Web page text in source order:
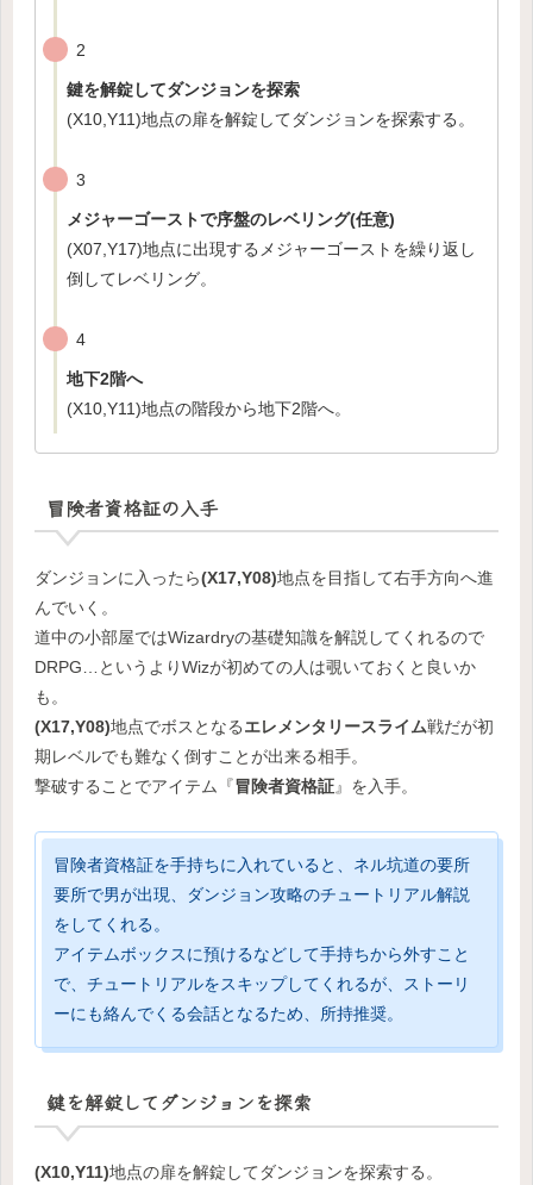
2
鍵を解錠してダンジョンを探索
(X10,Y11)地点の扉を解錠してダンジョンを探索する。
3
メジャーゴーストで序盤のレベリング(任意)
(X07,Y17)地点に出現するメジャーゴーストを繰り返し
倒してレベリング。
4
地下2階へ
(X10,Y11)地点の階段から地下2階へ。
冒険者資格証の入手
ダンジョンに入ったら(X17,Y08)地点を目指して右手方向へ進
んでいく。
道中の小部屋ではWizardryの基礎知識を解説してくれるので
DRPG…というよりWizが初めての人は覗いておくと良いか
も。
(X17,Y08)地点でボスとなるエレメンタリースライム戦だが初
期レベルでも難なく倒すことが出来る相手。
撃破することでアイテム『冒険者資格証』を入手。
冒険者資格証を手持ちに入れていると、ネル坑道の要所
要所で男が出現、ダンジョン攻略のチュートリアル解説
をしてくれる。
アイテムボックスに預けるなどして手持ちから外すこと
で、チュートリアルをスキップしてくれるが、ストーリ
ーにも絡んでくる会話となるため、所持推奨。
鍵を解錠してダンジョンを探索
(X10,Y11)地点の扉を解錠してダンジョンを探索する。